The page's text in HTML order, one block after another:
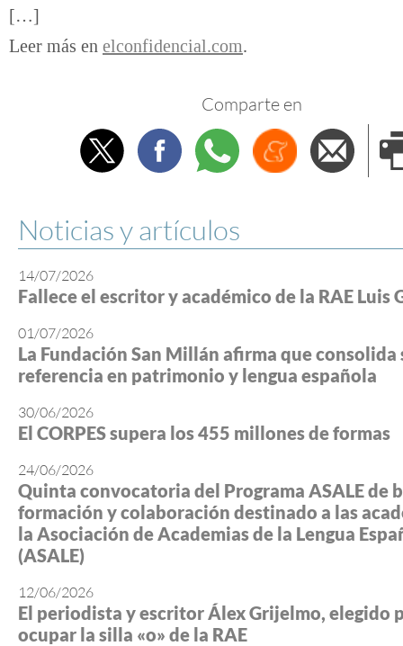
[…]
Leer más en elconfidencial.com.
Comparte en
TwitterFacebookWhatsappMenéame
Noticias y artículos
14/07/2026
Fallece el escritor y académico de la RAE Luis
01/07/2026
La Fundación San Millán afirma que consolida
referencia en patrimonio y lengua española
30/06/2026
El CORPES supera los 455 millones de formas
24/06/2026
Quinta convocatoria del Programa ASALE de
formación y colaboración destinado a las
la Asociación de Academias de la Lengua
(ASALE)
12/06/2026
El periodista y escritor Álex Grijelmo, elegido
ocupar la silla «o» de la RAE